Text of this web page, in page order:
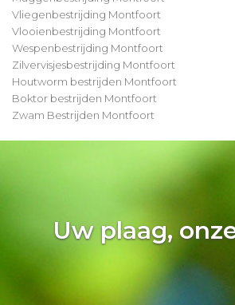
Vliegenbestrijding Montfoort
Vlooienbestrijding Montfoort
Wespenbestrijding Montfoort
Zilvervisjesbestrijding Montfoort
Houtworm bestrijden Montfoort
Boktor bestrijden Montfoort
Zwam Bestrijden Montfoort
Uw plaag,